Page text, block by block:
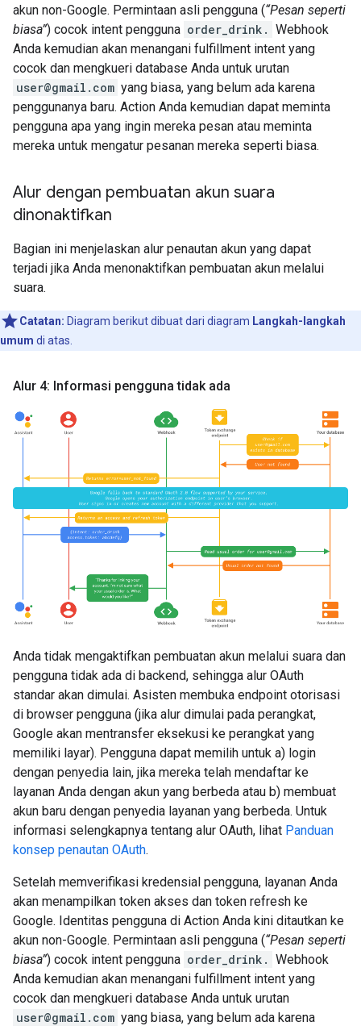
akun non-Google. Permintaan asli pengguna (“Pesan seperti
biasa”) cocok intent pengguna order_drink. Webhook
Anda kemudian akan menangani fulfillment intent yang
cocok dan mengkueri database Anda untuk urutan
user@gmail.com yang biasa, yang belum ada karena
penggunanya baru. Action Anda kemudian dapat meminta
pengguna apa yang ingin mereka pesan atau meminta
mereka untuk mengatur pesanan mereka seperti biasa.
Alur dengan pembuatan akun suara
dinonaktifkan
Bagian ini menjelaskan alur penautan akun yang dapat
terjadi jika Anda menonaktifkan pembuatan akun melalui
suara.
Catatan: Diagram berikut dibuat dari diagram Langkah-langkah
umum di atas.
Alur 4: Informasi pengguna tidak ada
Anda tidak mengaktifkan pembuatan akun melalui suara dan
pengguna tidak ada di backend, sehingga alur OAuth
standar akan dimulai. Asisten membuka endpoint otorisasi
di browser pengguna (jika alur dimulai pada perangkat,
Google akan mentransfer eksekusi ke perangkat yang
memiliki layar). Pengguna dapat memilih untuk a) login
dengan penyedia lain, jika mereka telah mendaftar ke
layanan Anda dengan akun yang berbeda atau b) membuat
akun baru dengan penyedia layanan yang berbeda. Untuk
informasi selengkapnya tentang alur OAuth, lihat Panduan
konsep penautan OAuth.
Setelah memverifikasi kredensial pengguna, layanan Anda
akan menampilkan token akses dan token refresh ke
Google. Identitas pengguna di Action Anda kini ditautkan ke
akun non-Google. Permintaan asli pengguna (“Pesan seperti
biasa”) cocok intent pengguna order_drink. Webhook
Anda kemudian akan menangani fulfillment intent yang
cocok dan mengkueri database Anda untuk urutan
user@gmail.com yang biasa, yang belum ada karena